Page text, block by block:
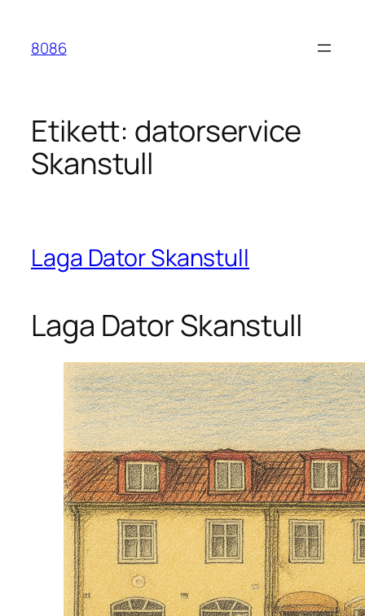
innehåll
8086
Etikett: datorservice
Skanstull
Laga Dator Skanstull
Laga Dator Skanstull